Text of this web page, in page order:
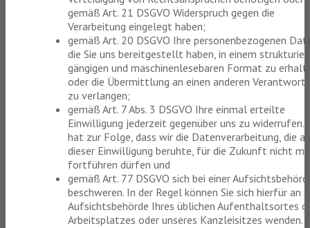
gemäß Art. 21 DSGVO Widerspruch gegen die
Verarbeitung eingelegt haben;
gemäß Art. 20 DSGVO Ihre personenbezogenen
die Sie uns bereitgestellt haben, in einem
gängigen und maschinenlesebaren Format zu
oder die Übermittlung an einen anderen
zu verlangen;
gemäß Art. 7 Abs. 3 DSGVO Ihre einmal erteilte
Einwilligung jederzeit gegenüber uns zu widerrufen.
hat zur Folge, dass wir die Datenverarbeitung, die
dieser Einwilligung beruhte, für die Zukunft nicht
fortführen dürfen und
gemäß Art. 77 DSGVO sich bei einer
beschweren. In der Regel können Sie sich hierfür an
Aufsichtsbehörde Ihres üblichen Aufenthaltsortes
Arbeitsplatzes oder unseres Kanzleisitzes wenden.